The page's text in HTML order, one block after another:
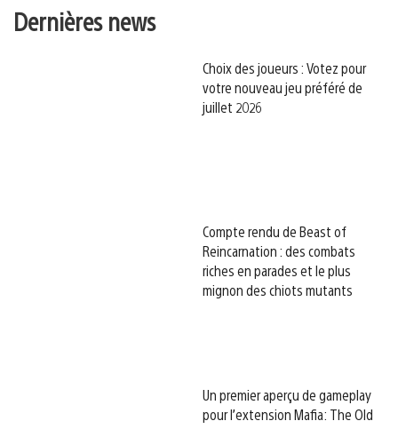
Dernières news
Choix des joueurs : Votez pour
votre nouveau jeu préféré de
juillet 2026
Compte rendu de Beast of
Reincarnation : des combats
riches en parades et le plus
mignon des chiots mutants
Un premier aperçu de gameplay
pour l’extension Mafia: The Old